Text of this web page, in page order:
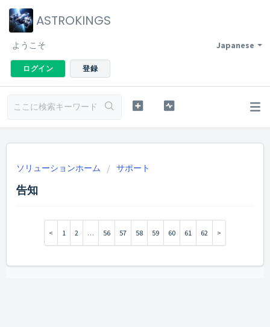
ASTROKINGS
Japanese
ようこそ
ログイン 登録
ソリューションホーム サポート
告知
1 2 … 56 57 58 59 60 61 62